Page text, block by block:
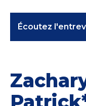
Écoutez